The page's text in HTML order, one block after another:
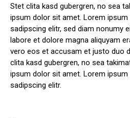
Stet clita kasd gubergren, no sea
ipsum dolor sit amet. Lorem
sadipscing elitr, sed diam nonumy
labore et dolore magna aliquyam
vero eos et accusam et justo duo
clita kasd gubergren, no sea
ipsum dolor sit amet. Lorem
sadipscing elitr.